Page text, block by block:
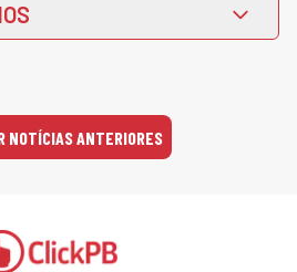
NOTÍCIAS ANTERIORES